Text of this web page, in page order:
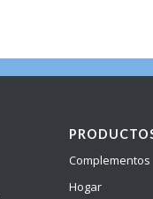
Complementos
Hogar